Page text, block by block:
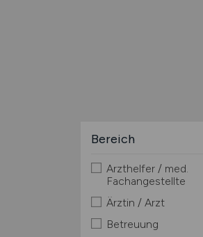
Bereich
Arzthelfer / med.
Fachangestellte
Ärztin / Arzt
Betreuung